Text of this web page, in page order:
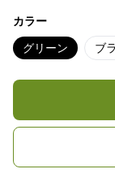
カラー
グリーン ブ